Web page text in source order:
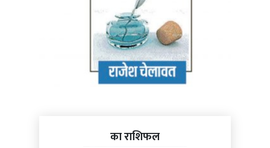
का राशिफल